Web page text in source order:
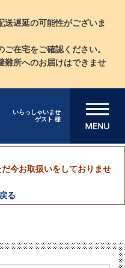
送遅延の可能性がございま
在宅をご確認ください。
所へのお届けはできませ
いらっしゃいませ
ゲスト 様
メニューを開
今お取扱いをしておりませ
る